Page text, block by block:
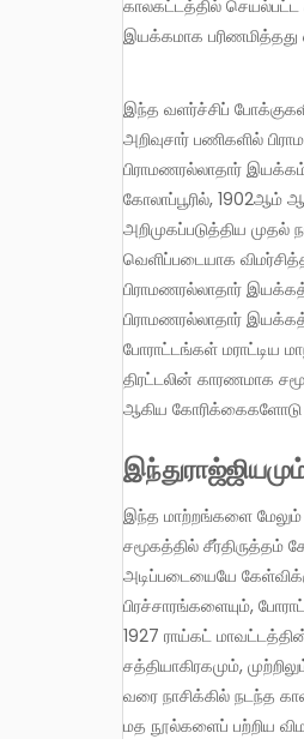
காலகட்டத்தில்
இயக்கமாக
இந்த வளர்ச்சிப்
அறிவுசார் பணிகளில்
பிராமணரல்லாதார்
கோலாப்பூரில், 1902ஆம்
அறிமுகப்படுத்திய
வெளிப்படையாக
பிராமணரல்லாதார்
பிராமணரல்லாதார்
போராட்டங்கள் மராட்டிய
திரட்டலின் காரணமாக
ஆகிய கோரிக்கைகளோடு
இந்த மாற்றங்களை மேலும் தீவிரப்படுத்துவதாக டாக்டர் பி.ஆர். அம்பேத்கரின் தோற்றம் அமைந்திருந்தது. அம்பேத்கர் இந்து
சமூகத்தில் சீர்திருத்தம்
அடிப்படையையே
பிரச்சாரங்களையும்,
1927 ராய்கட்
சத்தியாகிரகமும்,
வரை நாசிக்கில் நடந்த
மத நூல்களைப் பற்றிய